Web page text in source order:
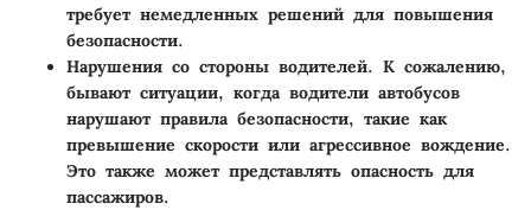
требует немедленных решений для повышения
безопасности.
Нарушения со стороны водителей. К сожалению,
бывают ситуации, когда водители автобусов
нарушают правила безопасности, такие как
превышение скорости или агрессивное вождение.
Это также может представлять опасность для
пассажиров.